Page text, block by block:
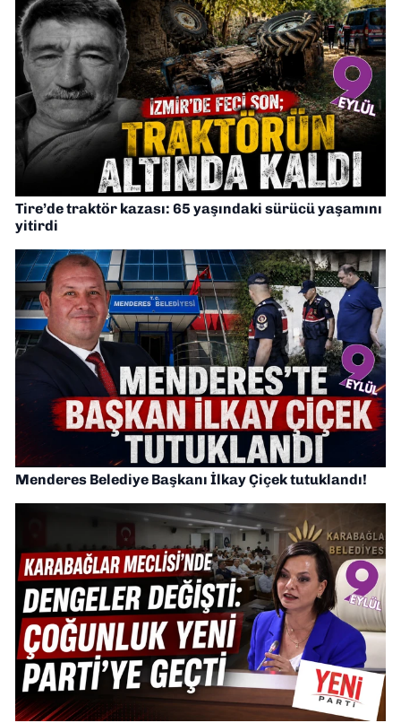
Tire’de traktör kazası: 65 yaşındaki sürücü yaşamını
yitirdi
Menderes Belediye Başkanı İlkay Çiçek tutuklandı!